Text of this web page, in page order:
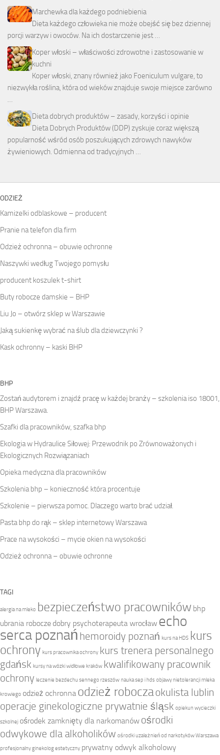
Marchewka dla każdego podniebienia
Dieta każdego człowieka nie może obejść się bez dziennej
porcji warzyw i owoców. Na ich dostarczenie jest …
Koper włoski – właściwości zdrowotne i zastosowanie w
kuchni
Koper włoski, znany również jako Foeniculum vulgare, to
niezwykła roślina, która od wieków znajduje swoje miejsce zarówno
…
Dieta dobrych produktów – zasady, korzyści i opinie
Dieta Dobrych Produktów (DDP) zyskuje coraz większą
popularność wśród osób poszukujących zdrowych nawyków
żywieniowych. Odmienna od tradycyjnych …
ODZIEŻ
Kamizelki odblaskowe – producent
Pranie na telefon dla firm
Odzież ochronna – obuwie ochronne
Naszywki według Twojego pomysłu
producent koszulek t-shirt
Buty robocze damskie – BHP
Liu Jo – otwórz sklep w Warszawie
Jaką sukienkę wybrać na ślub dla dziewczynki ?
Kask ochronny – kaski BHP
BHP
Zostań audytorem i znajdź pracę w każdej branży – szkolenia iso 18001,
BHP Warszawa.
Szafki dla pracowników, szafka bhp
Ekologia w Hydraulice Siłowej: Przewodnik po Zrównoważonych i
Ekologicznych Rozwiązaniach
Opieka medyczna dla pracowników
Szkolenia bhp – konieczność która procentuje
Szkolenie – pierwsza pomoc. Dlaczego warto brać udział.
Pasta bhp do rąk – sklep internetowy Warszawa
Prace na wysokości – mycie okien na wysokości
Odzież ochronna – obuwie ochronne
TAGI
alergia na mleko bezpieczeństwo pracowników bhp
ubrania robocze dobry psychoterapeuta wrocław echo
serca poznań hemoroidy poznań kurs na HDS kurs
ochrony kurs pracownika ochrony kurs trenera personalnego
gdańsk kursy na wózki widłowe kraków kwalifikowany pracownik
ochrony leczenie bezdechu sennego rzeszów nauka sep i hds objawy nietolerancji mleka
krowiego odzież ochronna odzież robocza okulista lublin
operacje ginekologiczne prywatnie śląsk opiekun wycieczki
szkolnej ośrodek zamknięty dla narkomanów ośrodki
odwykowe dla alkoholików ośrodki uzależnień od narkotyków Warszawa
profesjonalny ginekolog estetyczny prywatny odwyk alkoholowy